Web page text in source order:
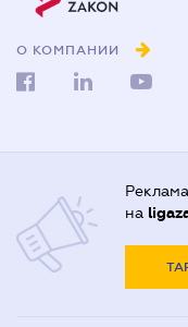
О КОМПАНИИ
на